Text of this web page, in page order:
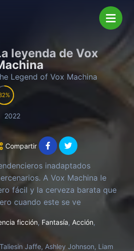
leyenda de Vox
Legend of Vox Machina
2022
Compartir
inadaptados
A Vox Machina le
fácil y la cerveza barata que
cuando este se ve
nadie más puede restablecer la
ficción, Fantasía, Acción,
Jaffe, Ashley Johnson, Liam